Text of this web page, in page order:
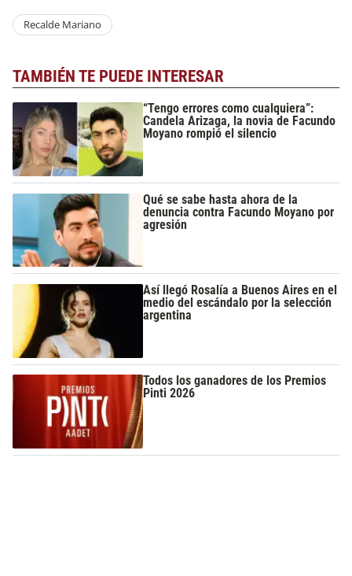
Recalde Mariano
TAMBIÉN TE PUEDE INTERESAR
“Tengo errores como cualquiera”:
Candela Arizaga, la novia de Facundo
Moyano rompió el silencio
Qué se sabe hasta ahora de la
denuncia contra Facundo Moyano por
agresión
Así llegó Rosalía a Buenos Aires en el
medio del escándalo por la selección
argentina
Todos los ganadores de los Premios
Pinti 2026